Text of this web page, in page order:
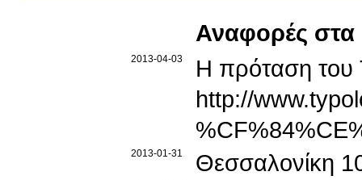
Αναφορές
2013-04-03
Η πρόταση του
http://
2013-01-31 Θεσσαλονίκη